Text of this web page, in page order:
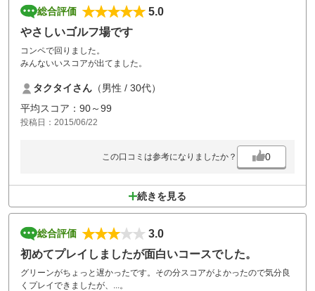
総合評価
5.0
やさしいゴルフ場です
コンペで回りました。
みんないいスコアが出てました。
タクタイさん （男性 / 30代）
平均スコア：90～99
投稿日：2015/06/22
この口コミは参考になりましたか？ 0
続きを見る
総合評価
3.0
初めてプレイしましたが面白いコースでした。
グリーンがちょっと遅かったです。その分スコアがよかったので気分良
くプレイできましたが、...。